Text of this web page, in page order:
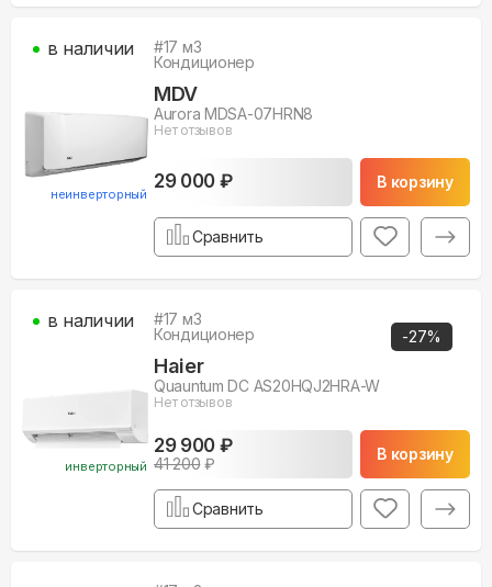
неинверторный
#17 м3
Кондиционер
MDV
Aurora MDSA-07HRN8
Нет отзывов
29 000 ₽ В корзину
в наличии
Сравнить
-27%
инверторный
#17 м3
Кондиционер
Haier
Quauntum DC AS20HQJ2HRA-W
Нет отзывов
29 900 ₽
41 200₽
В корзину
в наличии
Сравнить